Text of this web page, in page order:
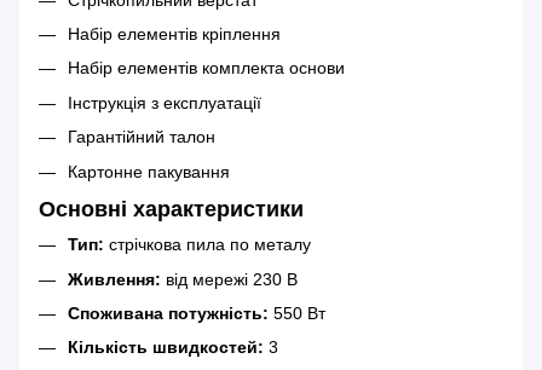
Набір елементів кріплення
Набір елементів комплекта основи
Інструкція з експлуатації
Гарантійний талон
Картонне пакування
Основні характеристики
Тип: стрічкова пила по металу
Живлення: від мережі 230 В
Споживана потужність: 550 Вт
Кількість швидкостей: 3